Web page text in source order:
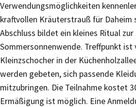
Verwendungsmöglichkeiten
kraftvollen Kräuterstrauß für Daheim
Abschluss bildet ein kleines Ritual zur
Sommersonnenwende. Treffpunkt ist
Kleinzschocher in der
werden gebeten, sich passende
mitzubringen. Die Teilnahme kostet
Ermäßigung ist möglich. Eine